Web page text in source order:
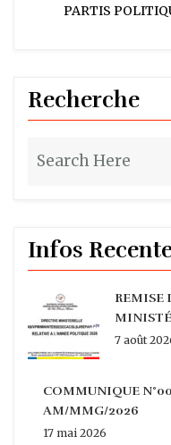
PARTIS
Recherche
Infos
REMISE
7 août
COMMUNIQUE
AM/MMG/2026
17 mai 2026